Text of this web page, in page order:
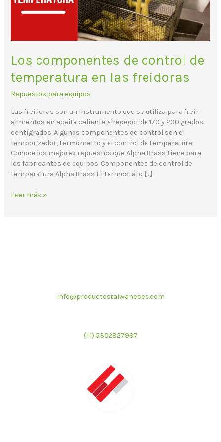
Los componentes de control de
temperatura en las freidoras
Repuestos para equipos
Las freidoras son un instrumento que se utiliza para freír
alimentos en aceite caliente alrededor de 170 y 200 grados
centígrados. Algunos componentes de control son el
temporizador, termómetro y el control de temperatura.
Conoce los mejores repuestos que Alpha Brass tiene para
los fabricantes de equipos. Componentes de control de
temperatura Alpha Brass El termostato […]
las
freidoras
Leer más »
info@productostaiwaneses.com
(+1) 5302927997